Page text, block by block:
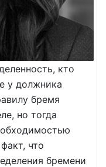
кто
у должника
бремя
но тогда
что
бремени